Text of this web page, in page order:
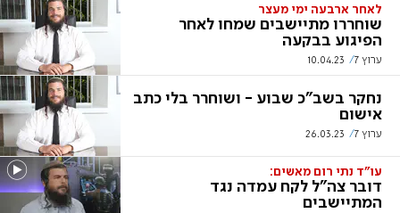
לאחר ארבעה ימי מעצר
שוחררו מתיישבים שמחו לאחר
הפיגוע בבקעה
ערוץ 7 10.04.23
נחקר בשב"כ שבוע - ושוחרר בלי כתב
אישום
ערוץ 7 26.03.23
עו"ד נתי רום מאשים:
דובר צה"ל לקח עמדה נגד
המתיישבים